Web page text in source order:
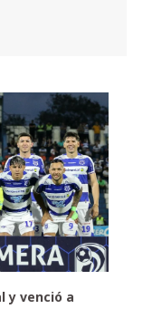
y venció a